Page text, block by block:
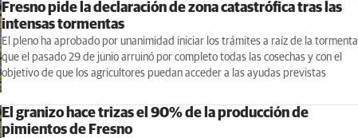
Fresno pide la declaración de zona catastrófica tras las
intensas tormentas
El pleno ha aprobado por unanimidad iniciar los trámites a raíz de la tormenta
que el pasado 29 de junio arruinó por completo todas las cosechas y con el
objetivo de que los agricultores puedan acceder a las ayudas previstas
El granizo hace trizas el 90% de la producción de
pimientos de Fresno